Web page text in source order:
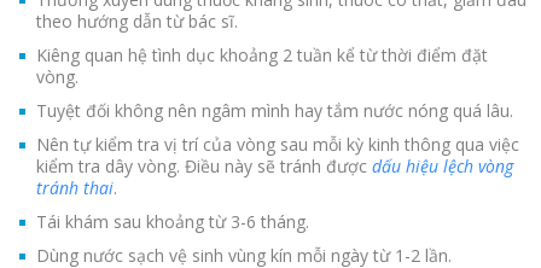
theo hướng dẫn từ bác sĩ.
Kiêng quan hệ tình dục khoảng 2 tuần kể từ thời điểm đặt
vòng.
Tuyệt đối không nên ngâm mình hay tắm nước nóng quá lâu.
Nên tự kiểm tra vị trí của vòng sau mỗi kỳ kinh thông qua việc
kiểm tra dây vòng. Điều này sẽ tránh được dấu hiệu lệch vòng
tránh thai.
Tái khám sau khoảng từ 3-6 tháng.
Dùng nước sạch vệ sinh vùng kín mỗi ngày từ 1-2 lần.